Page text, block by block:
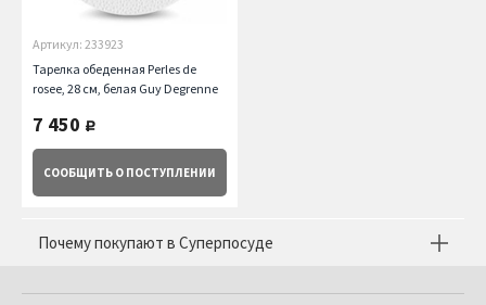
Артикул: 233923
Тарелка обеденная Perles de
rosee, 28 см, белая Guy Degrenne
7 450 руб.
СООБЩИТЬ О ПОСТУПЛЕНИИ
Почему покупают в Суперпосуде